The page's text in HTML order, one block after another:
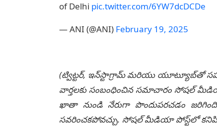
of Delhi pic.twitter.com/6YW7dcDCDe
— ANI (@ANI) February 19, 2025
(ట్విట్టర్, ఇన్‌స్టాగ్రామ్ మరియు యూట్యూబ్‌తో
వార్తలకు సంబంధించిన సమాచారం సోషల్
ఖాతా నుండి నేరుగా పొందుపరచడం
సవరించకపోవచ్చు. సోషల్ మీడియా పోస్ట్‌లో